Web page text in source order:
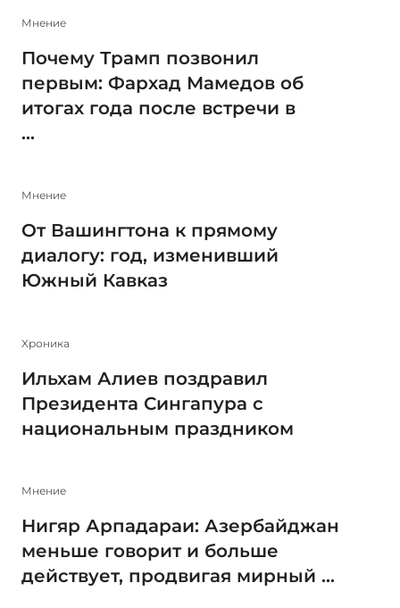
Мнение
Почему Трамп позвонил
первым: Фархад Мамедов об
итогах года после встречи в
...
Мнение
От Вашингтона к прямому
диалогу: год, изменивший
Южный Кавказ
Xроника
Ильхам Алиев поздравил
Президента Сингапура с
национальным праздником
Мнение
Нигяр Арпадараи: Азербайджан
меньше говорит и больше
действует, продвигая мирный ...